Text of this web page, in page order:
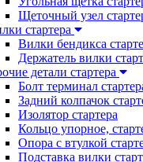
Щеточный узел
стартера
Вилки бендикса
Держатель вилки
детали стартера
Болт терминал
Задний колпачок
Изолятор стартера
Кольцо упорное,
Опора с втулкой
Подставка вилки